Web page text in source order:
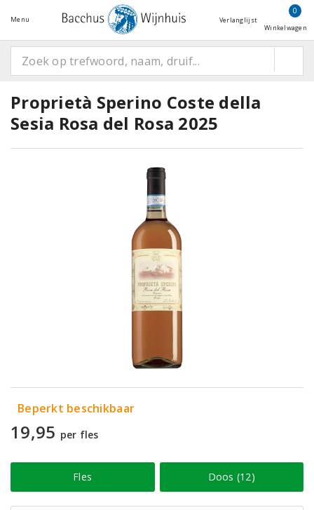
Menu Verlanglijst
0
Winkelwagen
Proprietà Sperino Coste della
Sesia Rosa del Rosa 2025
Beperkt beschikbaar
19,95 per fles
Fles Doos (12)